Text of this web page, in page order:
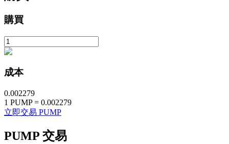
定投理财
享受活期理財及長期收益
購買
成本
0.002279
1 PUMP= 0.002279
立即交易 PUMP
PUMP 交易